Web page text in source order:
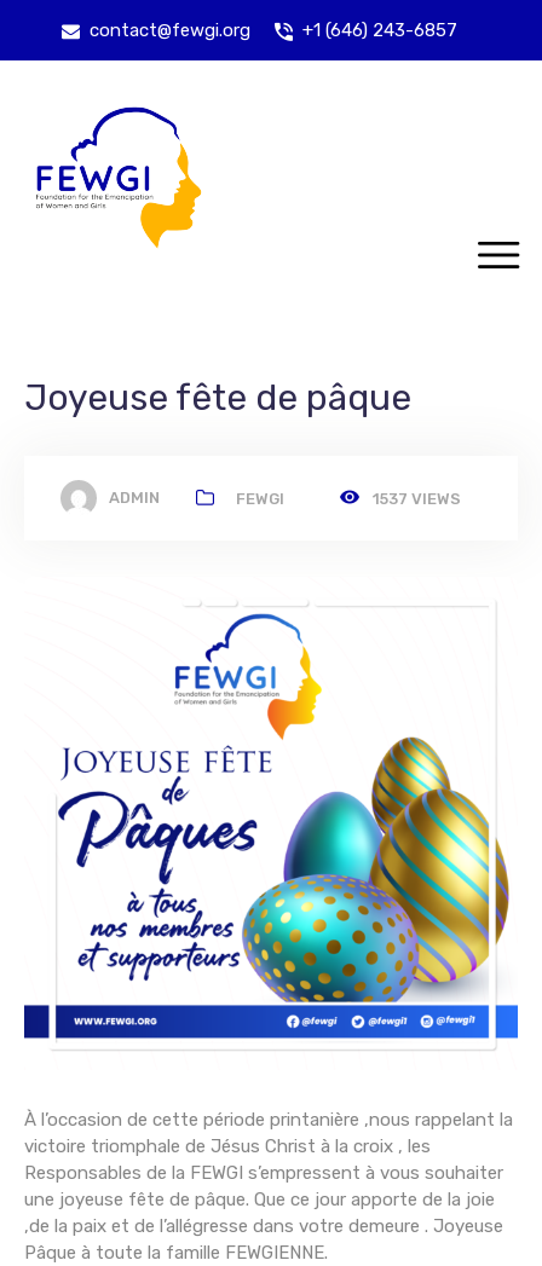
contact@fewgi.org +1 (646) 243-6857
Joyeuse fête de pâque
ADMIN FEWGI 1537 VIEWS
À l’occasion de cette période printanière ,nous rappelant la
victoire triomphale de Jésus Christ à la croix , les
Responsables de la FEWGI s’empressent à vous souhaiter
une joyeuse fête de pâque. Que ce jour apporte de la joie
,de la paix et de l’allégresse dans votre demeure . Joyeuse
Pâque à toute la famille FEWGIENNE.